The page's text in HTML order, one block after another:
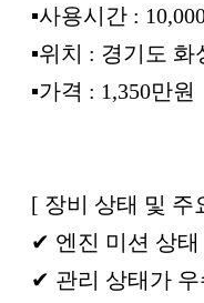
▪︎사용시간 :
▪︎위치 : 경기도 화
▪︎가격 : 1,350만원
[ 장비 상태 및 주
✔ 엔진 미션 상
✔ 관리 상태가